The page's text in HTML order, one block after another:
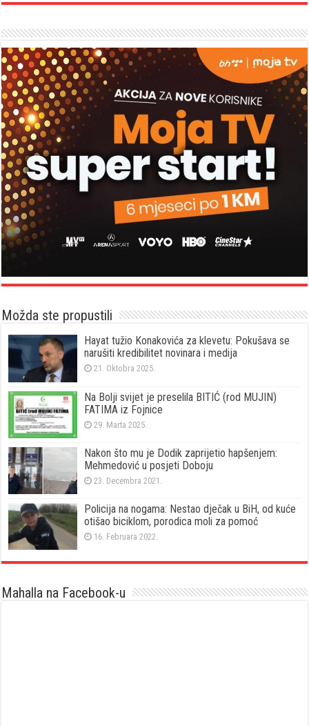
Možda ste propustili
Hayat tužio Konakovića za klevetu: Pokušava se
narušiti kredibilitet novinara i medija
21. Oktobra 2025.
Na Bolji svijet je preselila BITIĆ (rod MUJIN)
FATIMA iz Fojnice
29. Marta 2025.
Nakon što mu je Dodik zaprijetio hapšenjem:
Mehmedović u posjeti Doboju
23. Decembra 2021.
Policija na nogama: Nestao dječak u BiH, od kuće
otišao biciklom, porodica moli za pomoć
16. Februara 2022.
Mahalla na Facebook-u